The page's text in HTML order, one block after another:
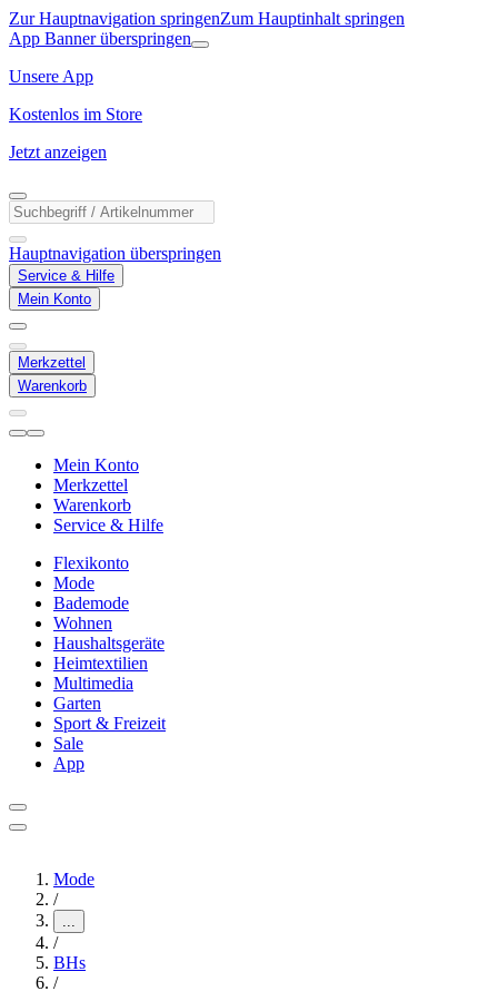
Zur Hauptnavigation springenZum Hauptinhalt springen
App Banner überspringen
Unsere App
Kostenlos im Store
Jetzt anzeigen
Hauptnavigation überspringen
Service & Hilfe
Mein Konto
Merkzettel
Warenkorb
Mein Konto
Merkzettel
Warenkorb
Service & Hilfe
Flexikonto
Mode
Bademode
Wohnen
Haushaltsgeräte
Heimtextilien
Multimedia
Garten
Sport & Freizeit
Sale
App
Mode
/
...
/
BHs
/